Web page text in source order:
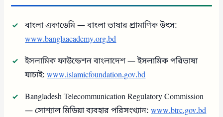
বাংলা একাডেমি — বাংলা ভাষার প্রামাণিক উৎস:
www.banglaacademy.org.bd
ইসলামিক ফাউন্ডেশন বাংলাদেশ — ইসলামিক পরিভাষা
যাচাই:www.islamicfoundation.gov.bd
Bangladesh Telecommunication Regulatory Commission
— সোশ্যাল মিডিয়া ব্যবহার পরিসংখ্যান:www.btrc.gov.bd